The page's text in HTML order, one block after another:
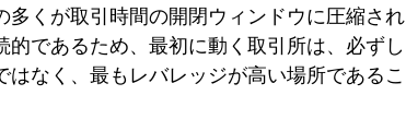
多くが取引時間の開閉ウィンドウに圧縮され
であるため、 最初に動く取引所は、必ずし
なく、最もレバレッジが高い場所であるこ